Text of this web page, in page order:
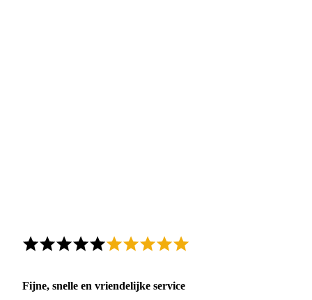
Fijne, snelle en vriendelijke service